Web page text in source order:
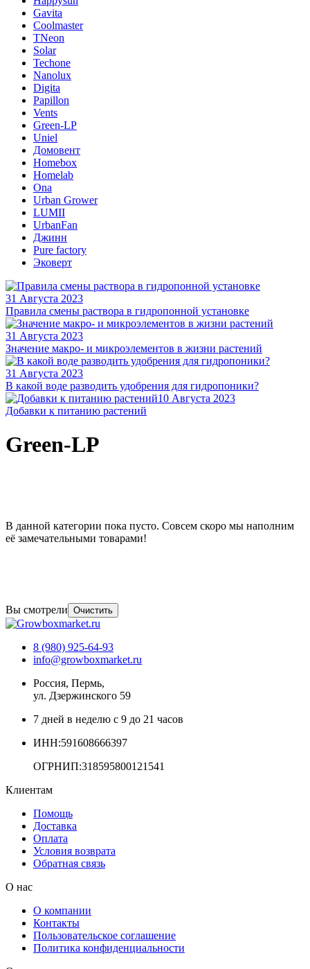
Gavita
Coolmaster
TNeon
Solar
Techone
Nanolux
Digita
Papillon
Vents
Green-LP
Uniel
Домовент
Homebox
Homelab
Ona
Urban Grower
LUMII
UrbanFan
Джинн
Pure factory
Эковерт
31 Августа 2023
Правила смены раствора в гидропонной установке
31 Августа 2023
Значение макро- и микроэлементов в жизни растений
31 Августа 2023
В какой воде разводить удобрения для гидропоники?
10 Августа 2023
Добавки к питанию растений
Green-LP
В данной категории пока пусто. Совсем скоро мы наполним
её замечательными товарами!
Вы смотрели Очистить
8 (980) 925-64-93
info@growboxmarket.ru
Россия, Пермь,
ул. Дзержинского 59
7 дней в неделю с 9 до 21 часов
ИНН:591608666397
ОГРНИП:318595800121541
Клиентам
Помощь
Доставка
Оплата
Условия возврата
Обратная связь
О нас
О компании
Контакты
Пользовательское соглашение
Политика конфиденциальности